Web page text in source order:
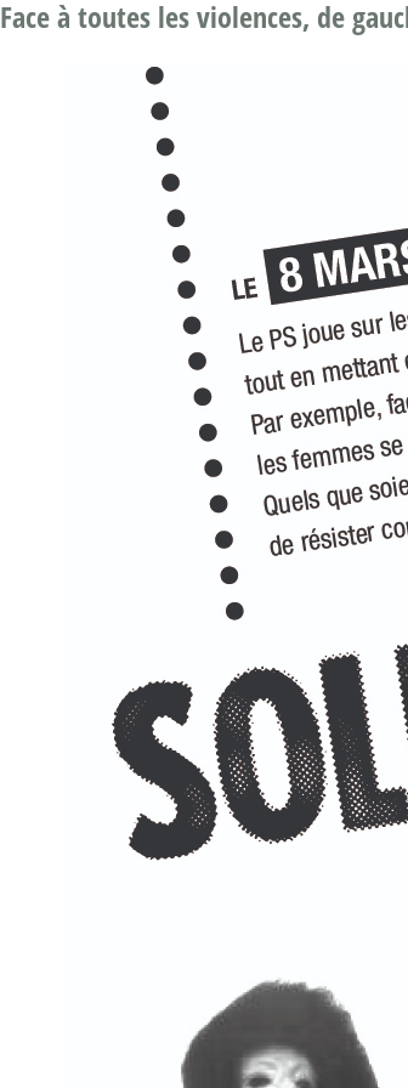
Face à toutes les violences, de